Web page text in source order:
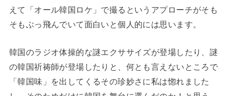
えて「オール韓国ロケ」で撮るというアプローチがそも
そもぶっ飛んでいて面白いと個人的には思います。
韓国のラジオ体操的な謎エクササイズが登場したり、謎
の韓国祈祷師が登場したりと、何とも言えないところで
「韓国味」を出してくるその珍妙さに私は惚れました